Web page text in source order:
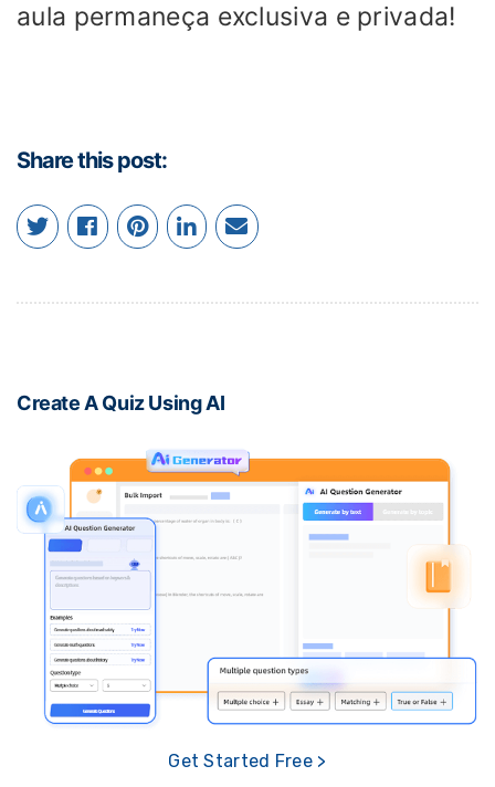
aula permaneça exclusiva e privada!
Share this post:
Create A Quiz Using AI
Get Started Free >